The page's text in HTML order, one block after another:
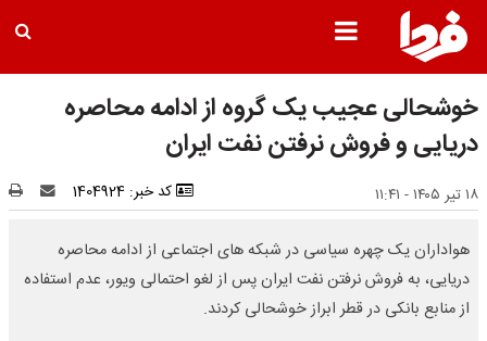
خوشحالی عجیب یک گروه از ادامه محاصره
دریایی و فروش نرفتن نفت ایران
۱۸ تیر ۱۴۰۵ - ۱۱:۴۱ کد خبر: 1404924
هواداران یک چهره سیاسی در شبکه های اجتماعی از ادامه محاصره
دریایی، به فروش نرفتن نفت ایران پس از لغو احتمالی ویور، عدم استفاده
از منابع بانکی در قطر ابراز خوشحالی کردند.